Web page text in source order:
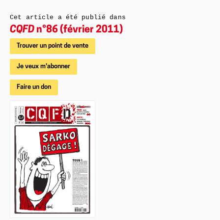
Cet article a été publié dans
CQFD n°86 (février 2011)
Trouver un point de vente
Je veux m'abonner
Faire un don